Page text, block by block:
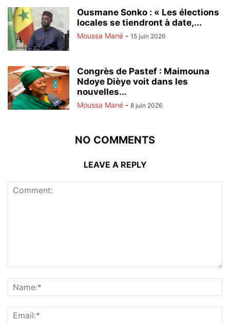
Ousmane Sonko : « Les élections
locales se tiendront à date,...
Moussa Mané - 15 juin 2026
Congrès de Pastef : Maimouna
Ndoye Dièye voit dans les
nouvelles...
Moussa Mané - 8 juin 2026
NO COMMENTS
LEAVE A REPLY